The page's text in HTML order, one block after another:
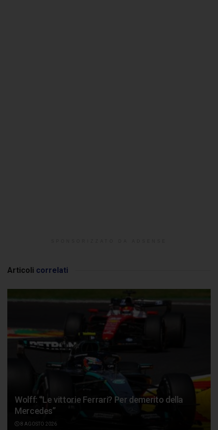
Articoli correlati
Wolff: “Le vittorie Ferrari? Per demerito della
Mercedes”
8 AGOSTO 2026